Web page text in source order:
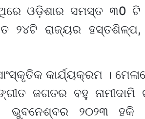
ଓଡ଼ିଶାର ସମସ୍ତ ୩0 ଟି
୨୪ଟି ରାଜ୍ୟର ହସ୍ତଶିଳ୍ପ,
କାର୍ଯ୍ୟକ୍ରମ ।
ଜଗତର ବହୁ ନାମୀଦାମି
ଭୁବନେଶ୍ବର ୨୦୨୩ ହକି